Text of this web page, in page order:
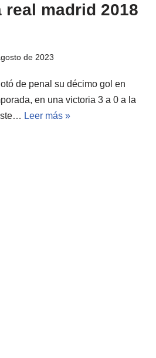
real madrid 2018
de 2023
de penal su décimo gol en
en una victoria 3 a 0 a la
Leer más »